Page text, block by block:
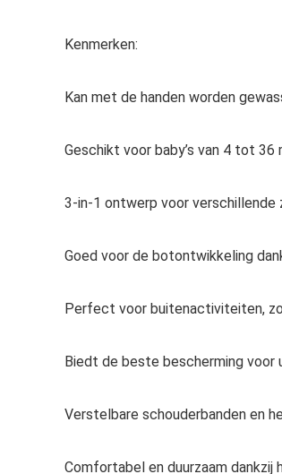
Kenmerken:
Kan met de handen worden
Geschikt voor baby’s van 4 tot
3-in-1 ontwerp voor
Goed voor de botontwikkeling
Perfect voor buitenactiviteiten,
Biedt de beste bescherming voor
Verstelbare schouderbanden en
Comfortabel en duurzaam